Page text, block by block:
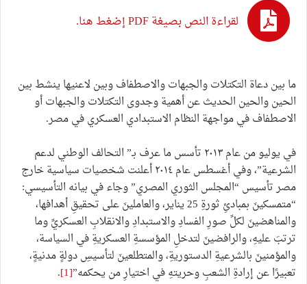
لقراءة النص بصيغة PDF إضغط هنا.
ما بين دعاة التكتلات والجبهات والاصطفاف وبين لاعنيها ينشط بين
الحين والحين الحديث عن أهمية وجدوى التكتلات والجبهات أو
الاصطفاف في مواجهة النظام الاستبدادي العسكري في مصر.
في يوليو من عام ٢٠١٣ تأسس ما عرف بـ” التحالف الوطني لدعم
الشرعية”، وفي أغسطس عام ٢٠١٤ أعلنت شخصيات سياسية خارج
مصر تأسيس “المجلس الثوري المصري” وجاء في بيانه التأسيسي:
“متمسكينَ بمبادئِ ثورةِ 25 يناير، والعاملينَ على تحقيقِ أهدافها،
والمناهضينَ لكلِّ صورِ الفسادِ والاستبدادِ والانقلابِ العسكريِّ وما
ترتبَ عليهِ، والرافضينَ لتدخلِ المؤسسةِ العسكريةِ في السياسة،
والمؤمنينَ بالشرعيةِ الدستوريةِ، والمتطلعينَ لتأسيسِ دولةٍ مدنيةٍ،
تعبيرًا عن إرادةِ الشعبِ وحريتهِ في اختيارِ من يحكمه”[1]
.